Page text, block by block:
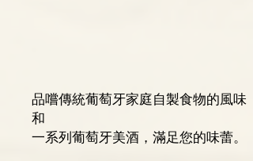
品嚐傳統葡萄牙家庭自製食物的風味
和
一系列葡萄牙美酒，滿足您的味蕾。